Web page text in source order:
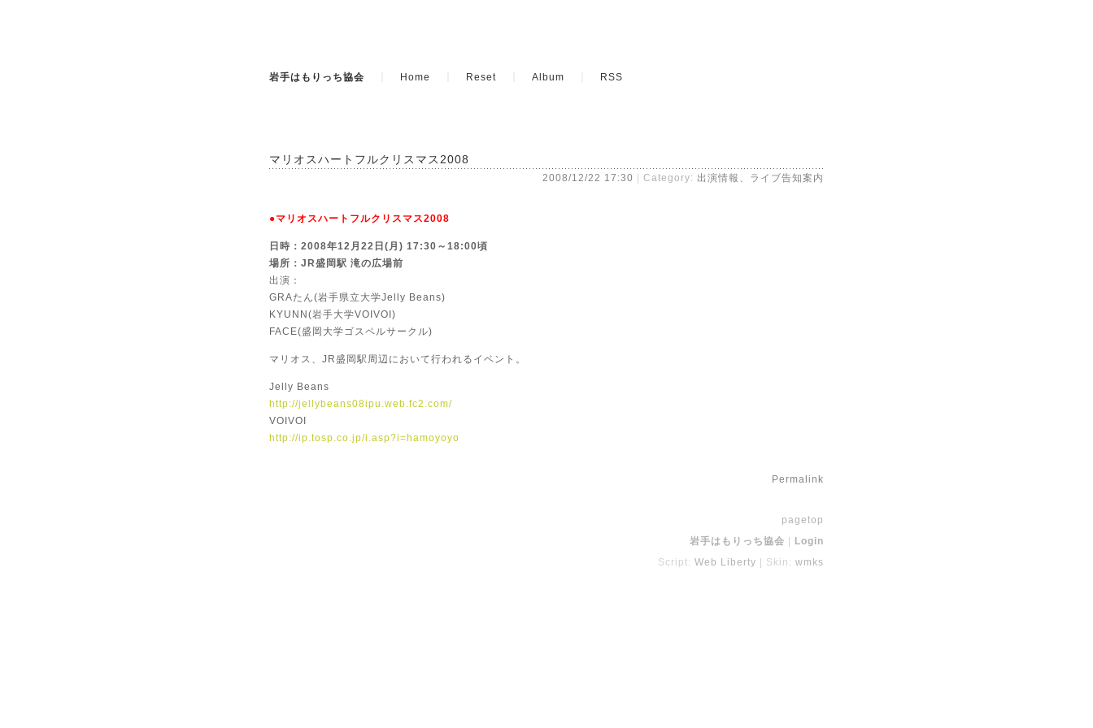
岩手はもりっち協会 Home Reset Album RSS
マリオスハートフルクリスマス2008
2008/12/22 17:30 Category: 出演情報、ライブ告知案内
●マリオスハートフルクリスマス2008
日時：2008年12月22日(月) 17:30～18:00頃
場所：JR盛岡駅 滝の広場前
出演：
GRAたん(岩手県立大学Jelly Beans)
KYUNN(岩手大学VOIVOI)
FACE(盛岡大学ゴスペルサークル)
マリオス、JR盛岡駅周辺において行われるイベント。
Jelly Beans
http://jellybeans08ipu.web.fc2.com/
VOIVOI
http://ip.tosp.co.jp/i.asp?i=hamoyoyo
Permalink
pagetop
岩手はもりっち協会
Login
Script: Web Liberty Skin: wmks